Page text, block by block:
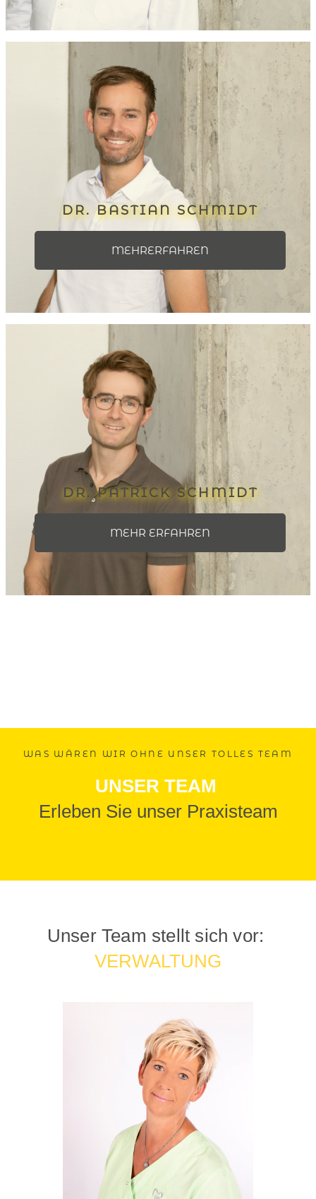
DR. BASTIAN SCHMIDT
MEHRERFAHREN
DR. PATRICK SCHMIDT
MEHR ERFAHREN
WAS WÄREN WIR OHNE UNSER TOLLES TEAM
UNSER TEAM
Erleben Sie unser Praxisteam
Unser Team stellt sich vor:
VERWALTUNG